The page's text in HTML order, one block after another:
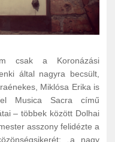
csak a Koronázási
által nagyra becsült,
Miklósa Erika is
Musica Sacra című
– többek között Dolhai
asszony felidézte a
„a nagy